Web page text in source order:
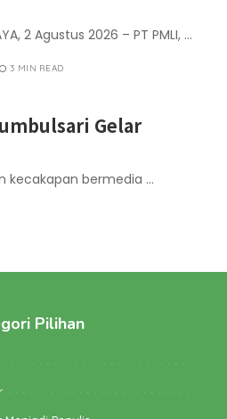
2 Agustus 2026 – PT PMLI, ...
3 MIN READ
Gelar
kecakapan bermedia ...
Pilihan